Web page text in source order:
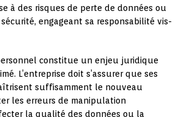
à des risques de perte de données ou
engageant sa responsabilité vis-
constitue un enjeu juridique
L’entreprise doit s’assurer que ses
suffisamment le nouveau
les erreurs de manipulation
la qualité des données ou la